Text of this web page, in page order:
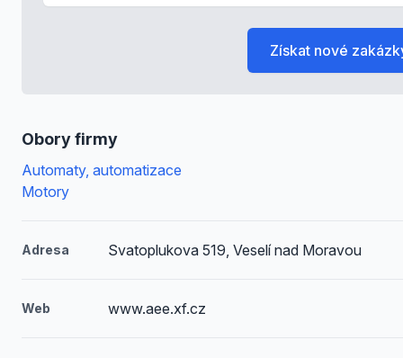
Obory firmy
Automaty, automatizace
Motory
Adresa Svatoplukova 519, Veselí nad Moravou
Web www.aee.xf.cz
Získat nové